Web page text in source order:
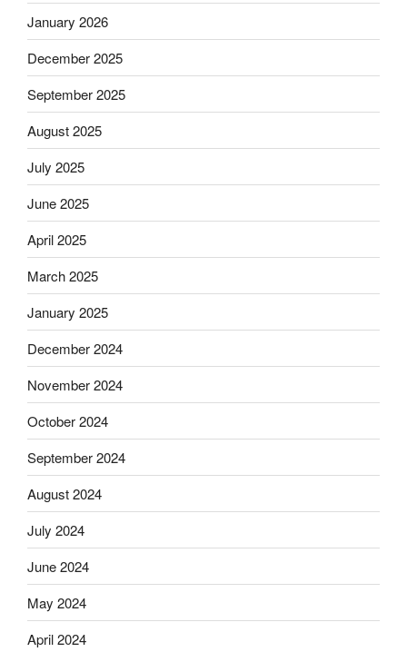
January 2026
December 2025
September 2025
August 2025
July 2025
June 2025
April 2025
March 2025
January 2025
December 2024
November 2024
October 2024
September 2024
August 2024
July 2024
June 2024
May 2024
April 2024